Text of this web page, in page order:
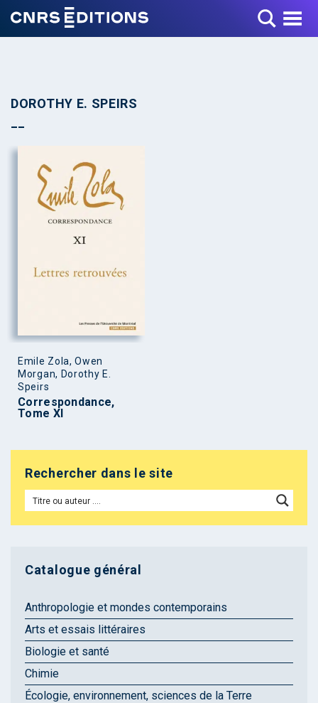
Toggle Menu
DOROTHY E. SPEIRS
Emile Zola, Owen
Morgan, Dorothy E.
Speirs
Correspondance,
Tome XI
Rechercher dans le site
Catalogue général
Anthropologie et mondes contemporains
Arts et essais littéraires
Biologie et santé
Chimie
Écologie, environnement, sciences de la Terre